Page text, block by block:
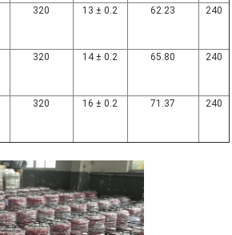
320 13 ± 0.2 62.23 240
320 14 ± 0.2 65.80 240
320 16 ± 0.2 71.37 240